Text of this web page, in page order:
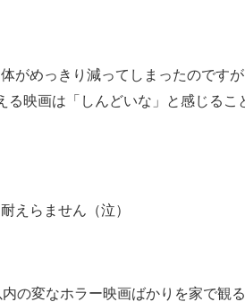
がめっきり減ってしまったのです
る映画は「しんどいな」と感じるこ
えらません（泣）
の変なホラー映画ばかりを家で観